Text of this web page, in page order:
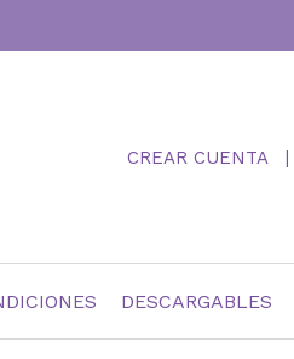
CREAR CUENTA
DESCARGABLES